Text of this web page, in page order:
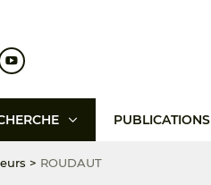
PUBLICATIONS
> ROUDAUT